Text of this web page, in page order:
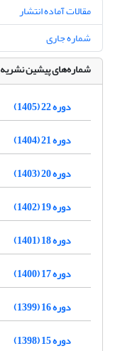
مقالات آماده انتشار
شماره جاری
شماره‌های پیشین نشریه
دوره 22 (1405)
دوره 21 (1404)
دوره 20 (1403)
دوره 19 (1402)
دوره 18 (1401)
دوره 17 (1400)
دوره 16 (1399)
دوره 15 (1398)